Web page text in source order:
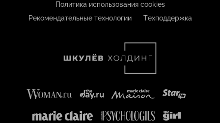
Политика использования cookies
Рекомендательные технологии
Техподдержка